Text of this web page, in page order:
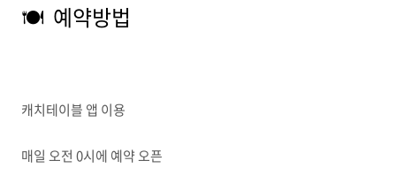
🍽 예약방법
캐치테이블 앱 이용
매일 오전 0시에 예약 오픈